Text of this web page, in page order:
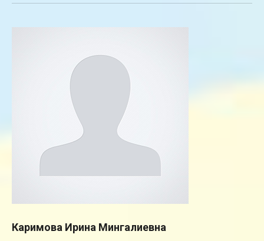
Каримова Ирина Мингалиевна